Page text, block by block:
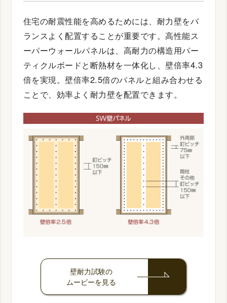
住宅の耐震性能を高めるためには、耐力壁をバ
ランスよく配置することが重要です。高性能ス
ーパーウォールパネルは、高耐力の構造用パー
ティクルボードと断熱材を一体化し、壁倍率4.3
倍を実現。壁倍率2.5倍のパネルと組み合わせる
ことで、効率よく耐力壁を配置できます。
壁耐力試験の
ムービーを見る